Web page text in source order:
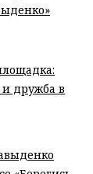
дружба в